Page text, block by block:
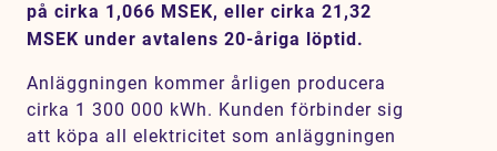
Karriär
Kontakt
på cirka 1,066 MSEK, eller cirka 21,32
MSEK under avtalens 20-åriga löptid.
Anläggningen kommer årligen producera
cirka 1 300 000 kWh. Kunden förbinder sig
att köpa all elektricitet som anläggningen